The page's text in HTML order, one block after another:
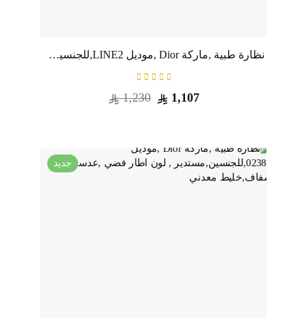
نظارة طبية ,ماركة Dior ,موديل LINE2,للجنسين,مستدير , لون اطار فضي ,عدسة شفاف,خليط معدني
1,107
1,230
جديد